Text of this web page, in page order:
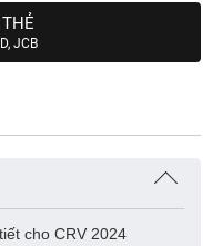
JCB
cho CRV 2024